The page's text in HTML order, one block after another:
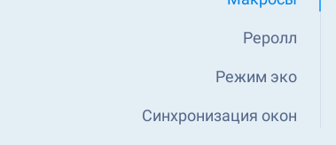
Реролл
Режим эко
Синхронизация окон